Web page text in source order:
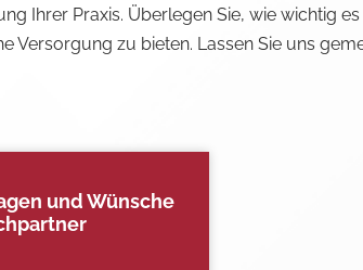
Ihrer Praxis. Überlegen Sie, wie wichtig
Versorgung zu bieten. Lassen Sie uns
und Wünsche